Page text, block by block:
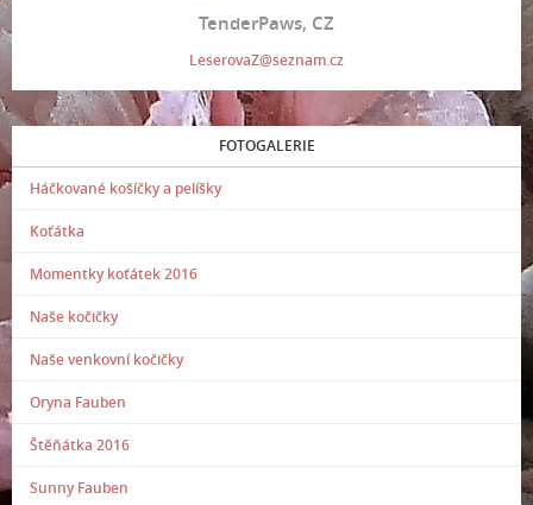
TenderPaws, CZ
LeserovaZ@seznam.cz
FOTOGALERIE
Háčkované košíčky a pelíšky
Koťátka
Momentky koťátek 2016
Naše kočičky
Naše venkovní kočičky
Oryna Fauben
Štěňátka 2016
Sunny Fauben